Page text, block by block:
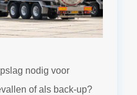
nodig voor
of als back-up?